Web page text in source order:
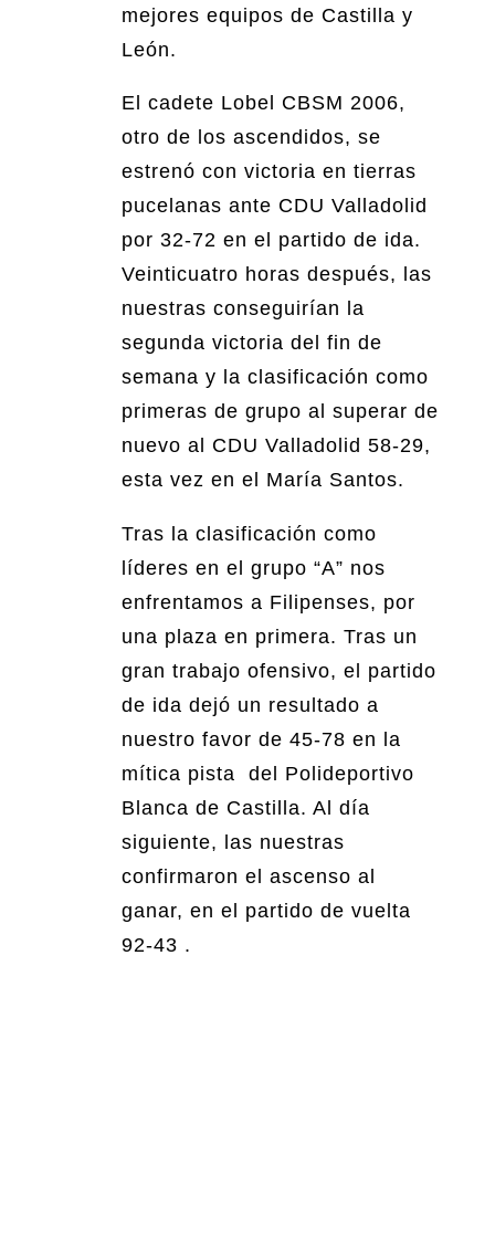
mejores equipos de Castilla y
León.
El cadete Lobel CBSM 2006,
otro de los ascendidos, se
estrenó con victoria en tierras
pucelanas ante CDU Valladolid
por 32-72 en el partido de ida.
Veinticuatro horas después, las
nuestras conseguirían la
segunda victoria del fin de
semana y la clasificación como
primeras de grupo al superar de
nuevo al CDU Valladolid 58-29,
esta vez en el María Santos.
Tras la clasificación como
líderes en el grupo “A” nos
enfrentamos a Filipenses, por
una plaza en primera. Tras un
gran trabajo ofensivo, el partido
de ida dejó un resultado a
nuestro favor de 45-78 en la
mítica pista del Polideportivo
Blanca de Castilla. Al día
siguiente, las nuestras
confirmaron el ascenso al
ganar, en el partido de vuelta
92-43 .